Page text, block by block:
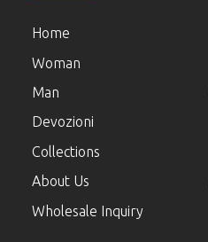
Home
Woman
Man
Devozioni
Collections
About Us
Wholesale Inquiry